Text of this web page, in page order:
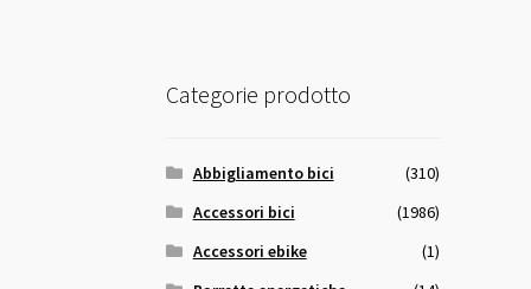
Categorie prodotto
Abbigliamento bici
(310)
Accessori bici
(1986)
Accessori ebike
(1)